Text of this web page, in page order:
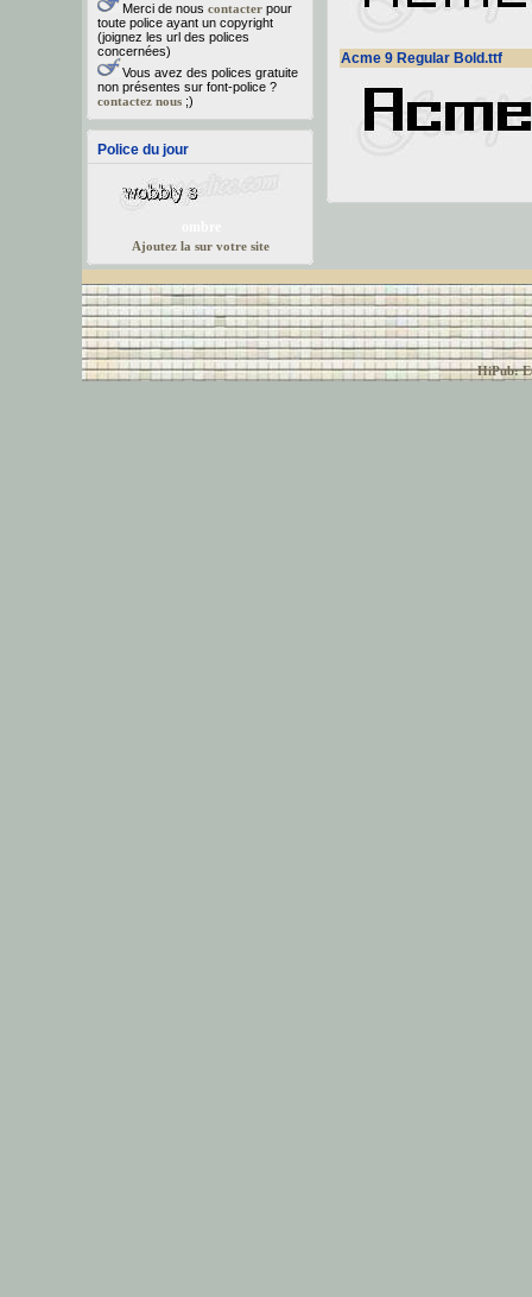
Merci de nous contacterpour
toute police ayant un copyright
(joignez les url des polices
concernées)
Vous avez des polices gratuite
non présentes sur font-police ?
contactez nous;)
Police du jour
Ajoutez la sur votre site
Acme 9 Regular Bold.ttf
HiPub: